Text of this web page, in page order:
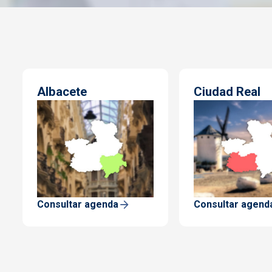
Albacete
Consultar agenda
Ciudad Real
Consultar